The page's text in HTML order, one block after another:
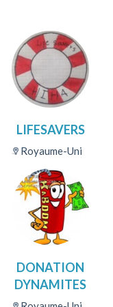
LIFESAVERS
Royaume-Uni
DONATION
DYNAMITES